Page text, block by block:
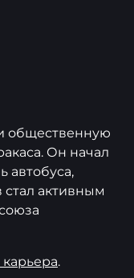
общественную
Он начал
автобуса,
стал активным
.